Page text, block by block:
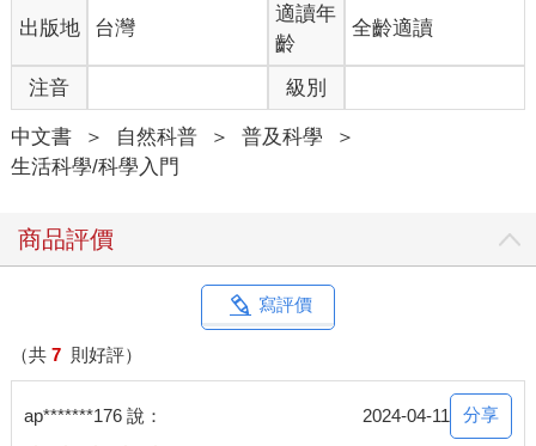
出版地 台灣
適讀年
齡
全齡適讀
注音 級別
中文書 ＞ 自然科普 ＞ 普及科學
＞
生活科學/科學入門
商品評價
寫評價
（共 7 則好評）
ap*******176 說： 2024-04-11 分享